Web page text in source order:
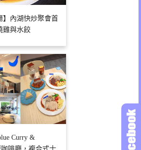
】內湖快炒聚會首
雞與水餃
Curry &